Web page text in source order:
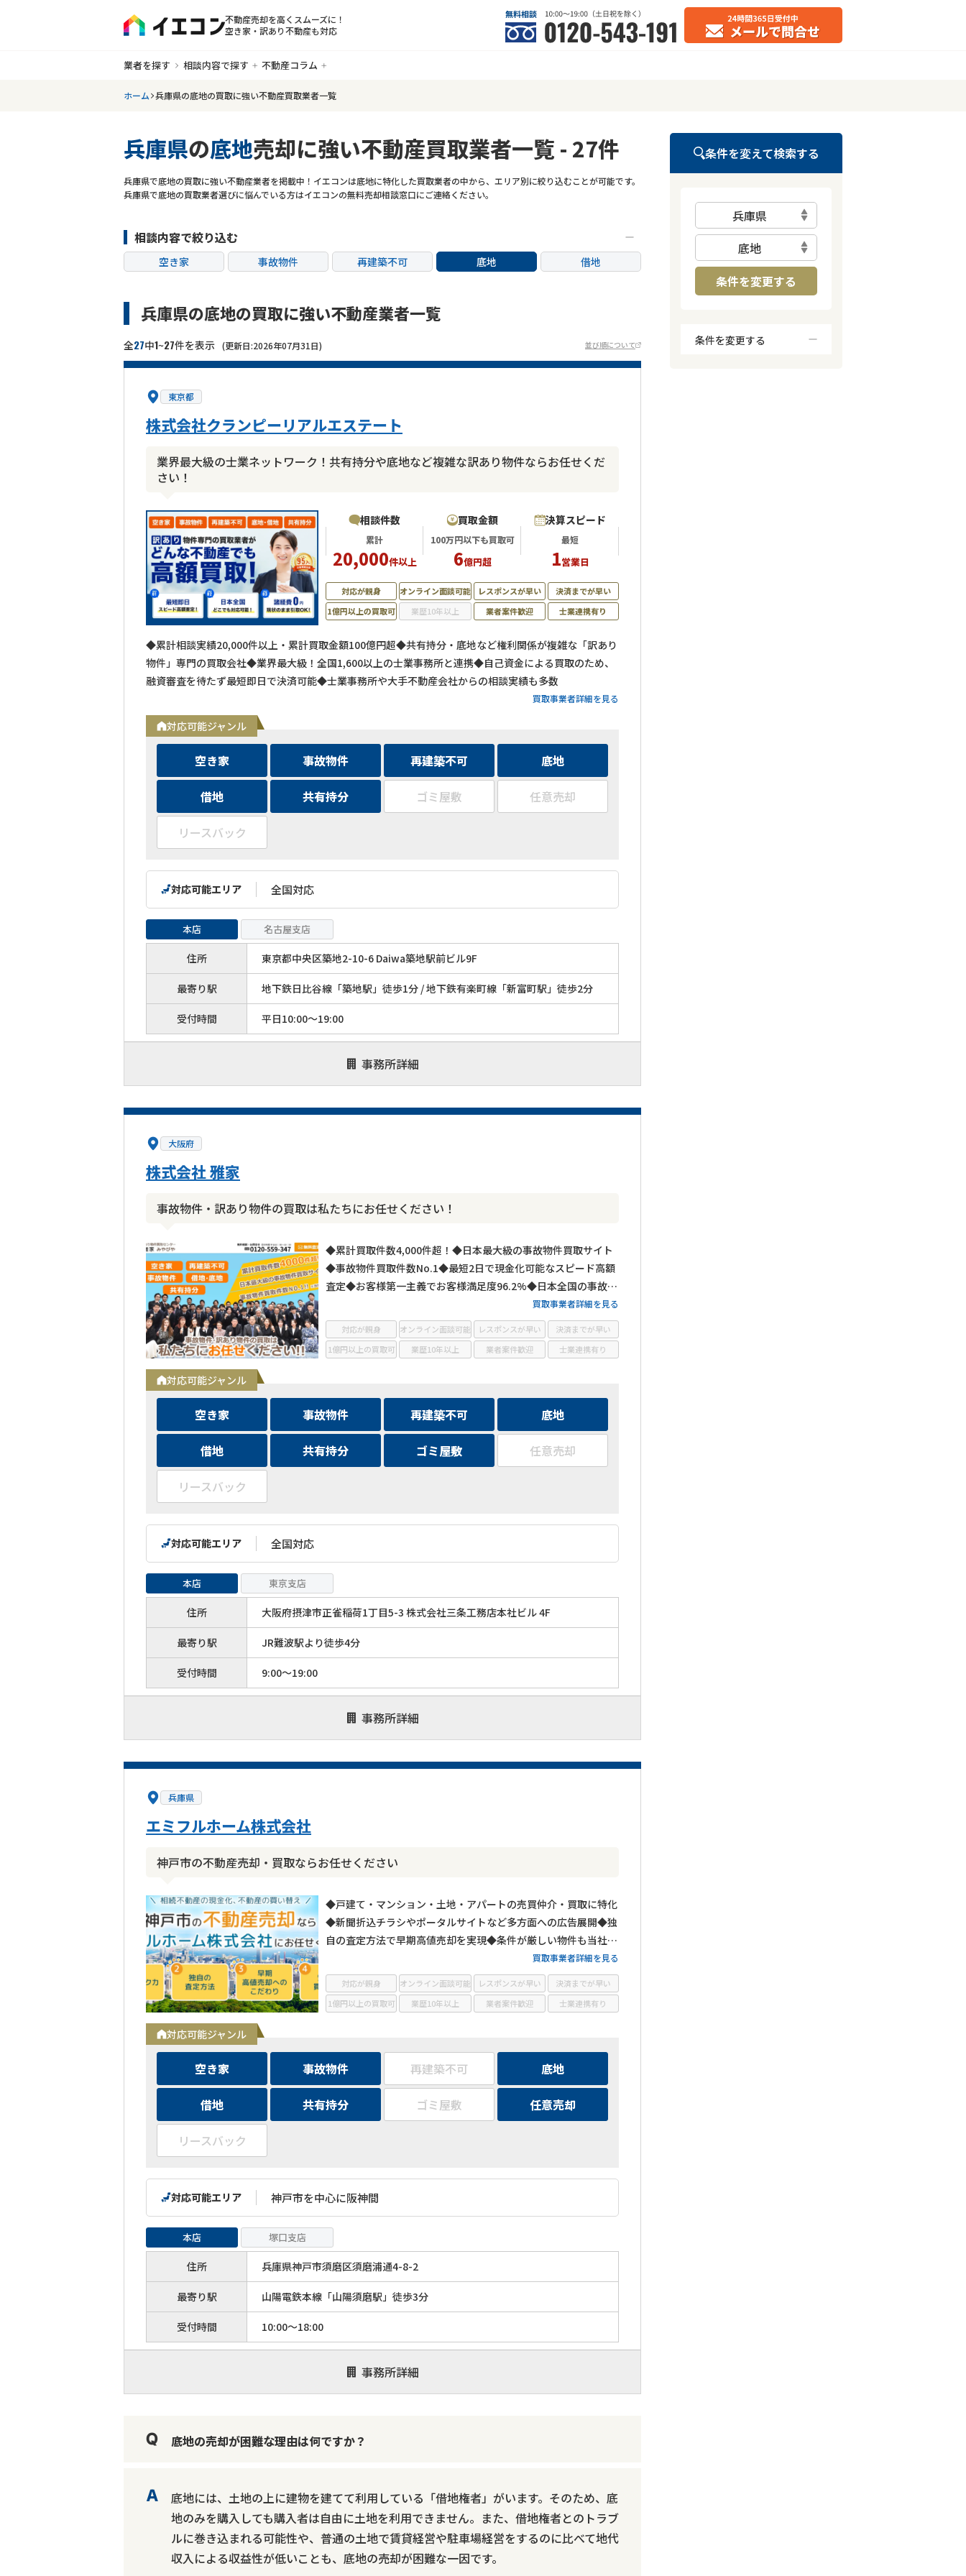
不動産売却を高くスムーズに！
空き家・訳あり不動産も対応
業者を探す 相談内容で探す 不動産コラム
ホーム 兵庫県の底地の買取に強い不動産買取業者一覧
兵庫県の底地売却に強い不動産買取業者一覧 - 27件
兵庫県で底地の買取に強い不動産業者を掲載中！イエコンは底地に特化した買取業者の中から、エリア別に絞り込むことが可能です。
兵庫県で底地の買取業者選びに悩んでいる方はイエコンの無料売却相談窓口にご連絡ください。
相談内容で絞り込む
空き家 事故物件 再建築不可 底地
借地
兵庫県の底地の買取に強い不動産業者一覧
全27中1~27件を表示 (更新日:2026年07月31日) 並び順について
東京都
株式会社クランピーリアルエステート
業界最大級の士業ネットワーク！共有持分や底地など複雑な訳あり物件ならお任せくだ
さい！
相談件数
累計
20,000件以上
買取金額
100万円以下も買取可
6億円超
決算スピード
最短
1営業日
◆累計相談実績20,000件以上・累計買取金額100億円超◆共有持分・底地など権利関係が複雑な「訳あり
物件」専門の買取会社◆業界最大級！全国1,600以上の士業事務所と連携◆自己資金による買取のため、
融資審査を待たず最短即日で決済可能◆士業事務所や大手不動産会社からの相談実績も多数
買取事業者詳細を見る
対応可能ジャンル
空き家 事故物件 再建築不可 底地
借地 共有持分 ゴミ屋敷 任意売却
リースバック
本店 名古屋支店
住所 東京都中央区築地2-10-6 Daiwa築地駅前ビル9F
最寄り駅 地下鉄日比谷線「築地駅」徒歩1分 / 地下鉄有楽町線「新富町駅」徒歩2分
受付時間 平日10:00～19:00
事務所詳細
対応可能エリア 全国対応
対応が親身 オンライン面談可能 レスポンスが早い
決済までが早い
1億円以上の買取可
業歴10年以上 業者案件歓迎 士業連携有り
大阪府
株式会社 雅家
事故物件・訳あり物件の買取は私たちにお任せください！
◆累計買取件数4,000件超！◆日本最大級の事故物件買取サイト
◆事故物件買取件数No.1◆最短2日で現金化可能なスピード高額
査定◆お客様第一主義でお客様満足度96.2%◆日本全国の事故物
買取事業者詳細を見る
対応可能ジャンル
空き家 事故物件 再建築不可 底地
借地 共有持分 ゴミ屋敷 任意売却
リースバック
本店 東京支店
住所 大阪府摂津市正雀稲荷1丁目5-3 株式会社三条工務店本社ビル 4F
最寄り駅 JR難波駅より徒歩4分
受付時間 9:00～19:00
事務所詳細
対応可能エリア 全国対応
対応が親身 オンライン面談可能 レスポンスが早い
決済までが早い
1億円以上の買取可
業歴10年以上 業者案件歓迎 士業連携有り
兵庫県
エミフルホーム株式会社
神戸市の不動産売却・買取ならお任せください
◆戸建て・マンション・土地・アパートの売買仲介・買取に特化
◆新聞折込チラシやポータルサイトなど多方面への広告展開◆独
自の査定方法で早期高値売却を実現◆条件が厳しい物件も当社が
買取◆ローン残債がある物件の売却相談も可能◆迅速な対応で最
短1ヶ月での現金化も可能
買取事業者詳細を見る
対応可能ジャンル
空き家 事故物件 再建築不可 底地
借地 共有持分 ゴミ屋敷 任意売却
リースバック
本店 塚口支店
住所 兵庫県神戸市須磨区須磨浦通4-8-2
最寄り駅 山陽電鉄本線「山陽須磨駅」徒歩3分
受付時間 10:00～18:00
事務所詳細
対応可能エリア 神戸市を中心に阪神間
対応が親身 オンライン面談可能 レスポンスが早い
決済までが早い
1億円以上の買取可
業歴10年以上 業者案件歓迎 士業連携有り
底地の売却が困難な理由は何ですか？
底地には、土地の上に建物を建てて利用している「借地権者」がいます。そのため、底
地のみを購入しても購入者は自由に土地を利用できません。また、借地権者とのトラブ
ルに巻き込まれる可能性や、普通の土地で賃貸経営や駐車場経営をするのに比べて地代
収入による収益性が低いことも、底地の売却が困難な一因です。
条件を変えて検索する
兵庫県
底地
条件を変更する
条件を変更する